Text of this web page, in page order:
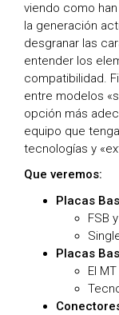
viendo como
la generación
desgranar las
entender los
compatibilidad.
entre modelos
opción más
equipo que
tecnologías y
Que veremos:
Placas
FSB
Placas
El MT